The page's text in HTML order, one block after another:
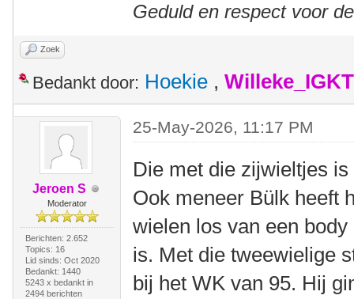
Geduld en respect voor
Zoek
Bedankt door: Hoekie , Willeke_IGKT
Jeroen S
Moderator
Berichten: 2.652
Topics: 16
Lid sinds: Oct 2020
Bedankt: 1440
5243 x bedankt in
2494 berichten
25-May-2026, 11:17 PM
Die met die zijwieltjes
Ook meneer Bülk heeft
wielen los van een
is. Met die tweewielige
bij het WK van 95. Hij